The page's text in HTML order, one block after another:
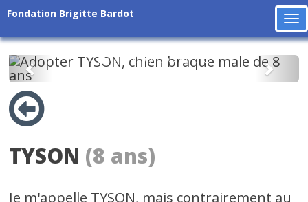
Fondation Brigitte Bardot
Précédent
TYSON (8 ans)
Je m'appelle TYSON, mais contrairement au